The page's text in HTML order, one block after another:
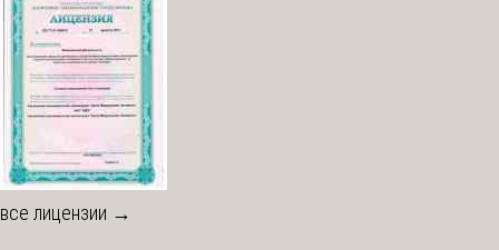
все лицензии →